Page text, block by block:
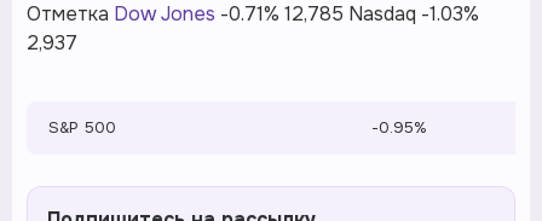
Отметка Dow Jones -0.71% 12,785 Nasdaq -1.03%
2,937
S&P 500 -0.95%